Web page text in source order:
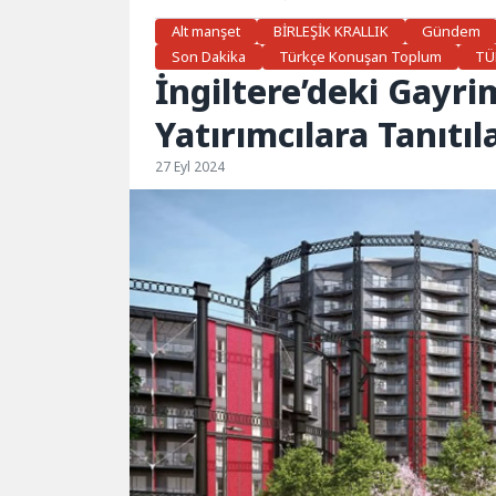
Alt manşet
BİRLEŞİK KRALLIK Gündem
Son Dakika
Türkçe Konuşan Toplum
İngiltere’deki
Yatırımcılara
27 Eyl 2024